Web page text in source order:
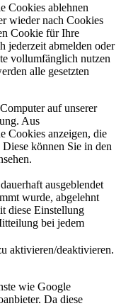
Cookies ablehnen
wieder nach Cookies
Cookie für Ihre
jederzeit abmelden oder
vollumfänglich nutzen
alle gesetzten
auf unserer
Aus
Cookies anzeigen, die
können Sie in den
ausgeblendet
wurde, abgelehnt
diese Einstellung
bei jedem
aktivieren/deaktivieren.
wie Google
Da diese